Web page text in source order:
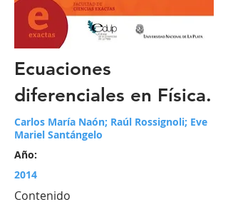
Ecuaciones
diferenciales en Física.
Carlos María Naón; Raúl Rossignoli; Eve
Mariel Santángelo
Año:
2014
Contenido